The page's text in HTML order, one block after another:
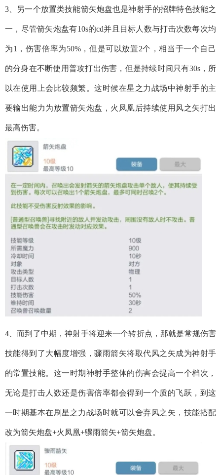
3、另一个放置类技能箭矢炮盘也是神射手的招牌特色技能之
一，尽管箭矢炮盘有10s的cd并且目标人数与打击次数每次均
为1，伤害倍率为50%，但是可以放置2个，相当于一个自己
的分身在不断使用普攻打出伤害，但是持续时间只有30s，所
以在使用上会比较频繁。这时候在星之力战场中神射手的主
要输出能力为放置箭矢炮盘，火凤凰后持续使用风之矢打出
最高伤害。
4、而到了中期，神射手将迎来一个转折点，那就是常规伤害
技能得到了大幅度增强，骤雨箭矢将取代风之矢成为神射手
的常置技能。这一时期神射手整体的伤害会提高一个档次，
无论是打击人数还是伤害倍率都会得到一个质的飞跃，到这
一时期基本在刷星之力战场时就可以舍弃风之矢，技能搭配
改为箭矢炮盘+火凤凰+骤雨箭矢+箭矢炮盘。